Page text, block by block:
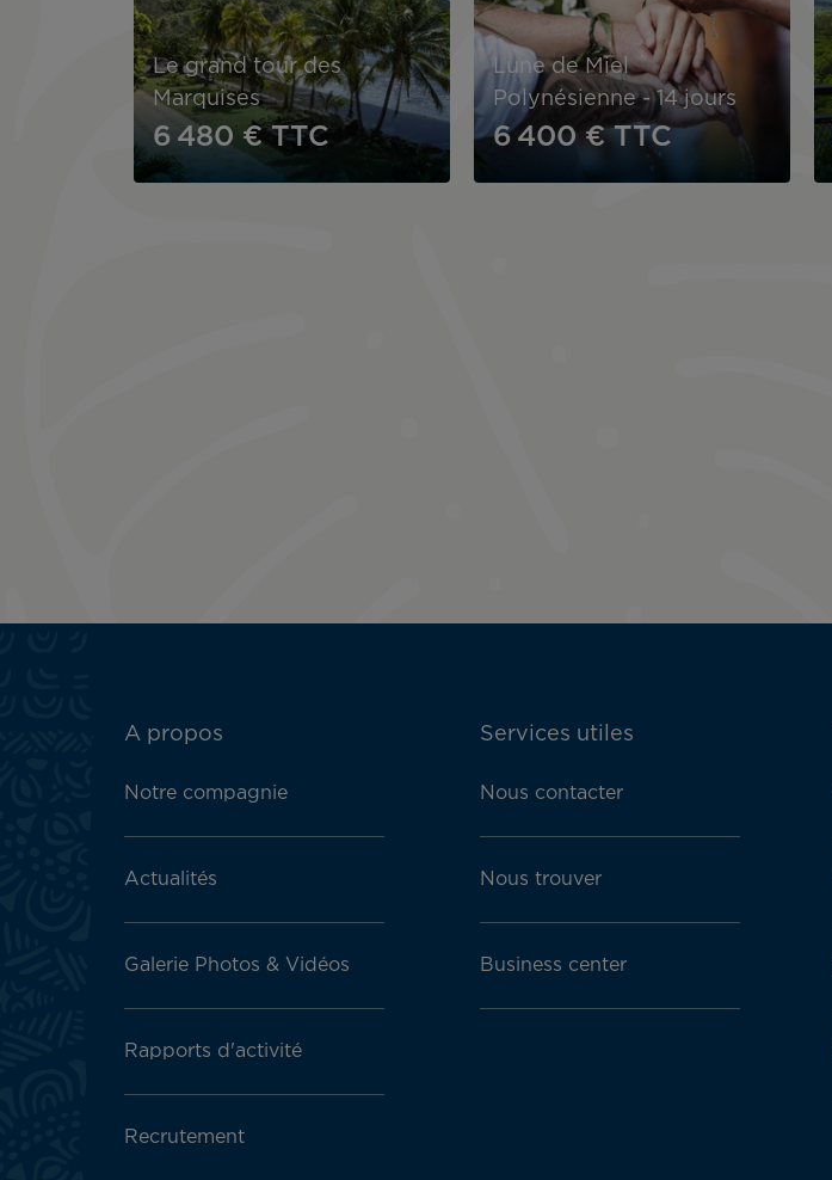
Le grand tour des
Marquises
6 480 € TTC
Lune de Miel
Polynésienne - 14 jours
6 400 € TTC
ATN:
menu
A propos
Notre compagnie
Actualités
Galerie Photos & Vidéos
Rapports d'activité
Recrutement
Services utiles
Nous contacter
Nous trouver
Business center